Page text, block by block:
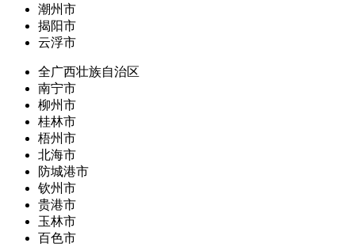
潮州市
揭阳市
云浮市
全广西壮族自治区
南宁市
柳州市
桂林市
梧州市
北海市
防城港市
钦州市
贵港市
玉林市
百色市